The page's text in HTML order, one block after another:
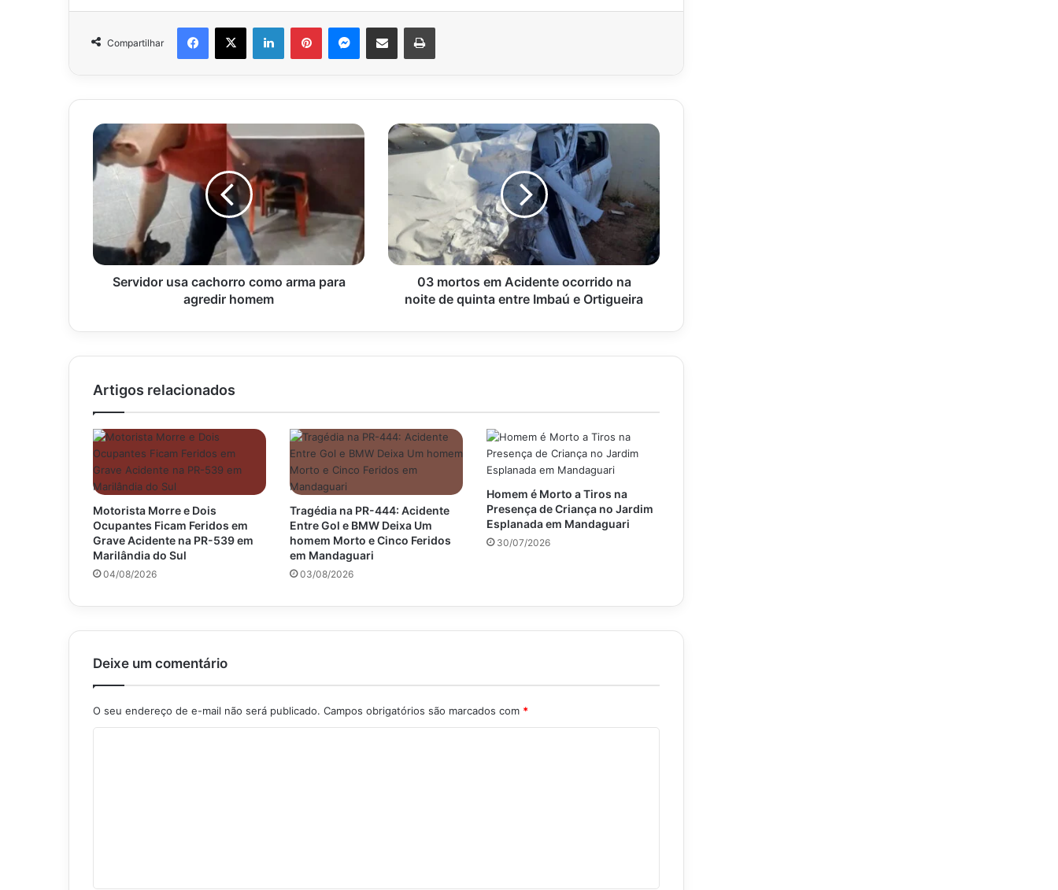
Compartilhar
Facebook
X LinkedinPinterestMessenger
Compartilhar via e-mail Imprimir
Servidor
usa
cachorro
como
homem
Servidor usa cachorro como arma para
agredir homem
03
mortos
ocorrido
noite
de
quinta
Imbaú
Ortigueira
03 mortos em Acidente ocorrido na
noite de quinta entre Imbaú e Ortigueira
Artigos relacionados
Motorista Morre e Dois
Ocupantes Ficam Feridos em
Grave Acidente na PR-539 em
Marilândia do Sul
04/08/2026
Tragédia na PR-444: Acidente
Entre Gol e BMW Deixa Um
homem Morto e Cinco Feridos
em Mandaguari
03/08/2026
Homem é Morto a Tiros na
Presença de Criança no Jardim
Esplanada em Mandaguari
30/07/2026
Deixe um comentário
O seu endereço de e-mail não será publicado. Campos obrigatórios são marcados com *